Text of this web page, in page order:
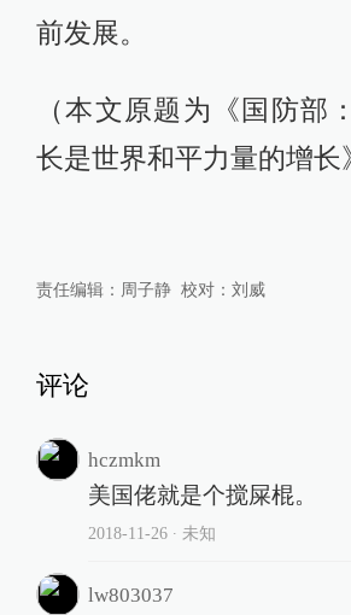
前发展。
（本文原题为《国防部
长是世界和平力量的增长
责任编辑： 周子静 校对： 刘威
评论
hczmkm
美国佬就是个搅屎棍。
2018-11-26∙ 未知
lw803037